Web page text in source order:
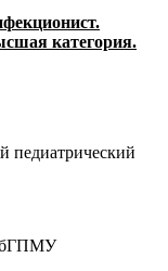
категория.
педиатрический